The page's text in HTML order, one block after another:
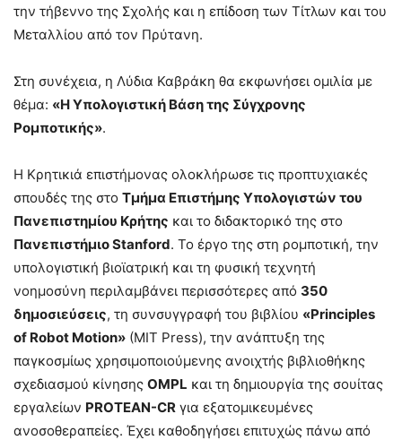
την τήβεννο της Σχολής και η επίδοση των Τίτλων και του
Μεταλλίου από τον Πρύτανη.
Στη συνέχεια, η Λύδια Καβράκη θα εκφωνήσει ομιλία με
θέμα: «Η Υπολογιστική Βάση της Σύγχρονης
Ρομποτικής».
Η Κρητικιά επιστήμονας ολοκλήρωσε τις προπτυχιακές
σπουδές της στο Τμήμα Επιστήμης Υπολογιστών του
Πανεπιστημίου Κρήτης και το διδακτορικό της στο
Πανεπιστήμιο Stanford. Το έργο της στη ρομποτική, την
υπολογιστική βιοϊατρική και τη φυσική τεχνητή
νοημοσύνη περιλαμβάνει περισσότερες από 350
δημοσιεύσεις, τη συνσυγγραφή του βιβλίου «Principles
of Robot Motion» (MIT Press), την ανάπτυξη της
παγκοσμίως χρησιμοποιούμενης ανοιχτής βιβλιοθήκης
σχεδιασμού κίνησης OMPL και τη δημιουργία της σουίτας
εργαλείων PROTEAN-CR για εξατομικευμένες
ανοσοθεραπείες. Έχει καθοδηγήσει επιτυχώς πάνω από